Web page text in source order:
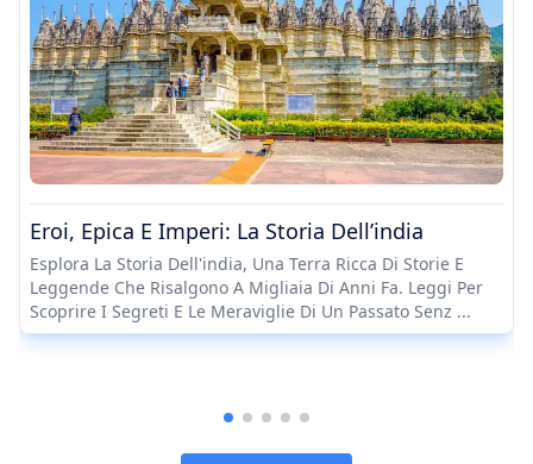
Eroi, Epica E Imperi: La Storia Dell’india
Esplora La Storia Dell'india, Una Terra Ricca Di Storie E
Leggende Che Risalgono A Migliaia Di Anni Fa. Leggi Per
Scoprire I Segreti E Le Meraviglie Di Un Passato Senz ...